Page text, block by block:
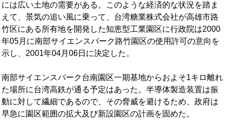
には広い土地の需要がある。このような経済的な状況を踏ま
えて、景気の追い風に乗って、台湾糖業株式会社が高雄市路
竹区にある所有地を開発した知恵型工業園区に行政院は2000
年05月に南部サイエンスパーク路竹園区の使用許可の意向を
示し、2001年04月06日に決定した。
南部サイエンスパーク台南園区一期基地からおよそ1キロ離れ
た場所に台湾高鉄が通る予定はあった。半導体製造装置は振
動に対して繊細であるので、その脅威を避けるため、政府は
早急に園区範囲の拡大及び新設園区の計画を固めた。